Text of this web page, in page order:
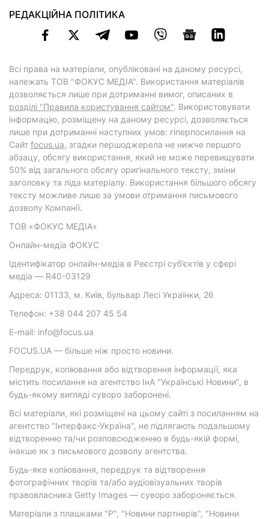
РЕДАКЦІЙНА ПОЛІТИКА
Всі права на матеріали, опубліковані на даному ресурсі,
належать ТОВ "ФОКУС МЕДІА". Використання матеріалів
дозволяється лише при дотриманні вимог, описаних в
розділі "Правила користування сайтом". Використовувати
інформацію, розміщену на даному ресурсі, дозволяється
лише при дотриманні наступних умов: гіперпосилання на
Cайт focus.ua, згадки першоджерела не нижче першого
абзацу, обсягу використання, який не може перевищувати
50% від загального обсягу оригінального тексту, зміни
заголовку та ліда матеріалу. Використання більшого обсягу
тексту можливе лише за умови отримання письмового
дозволу Компанії.
ТОВ «ФОКУС МЕДІА»
Онлайн-медіа ФОКУС
Ідентифікатор онлайн-медіа в Реєстрі суб’єктів у сфері
медіа — R40-03129
Адреса: 01133, м. Київ, бульвар Лесі Українки, 26
Телефон: +38 044 207 45 54
E-mail: info@focus.ua
FOCUS.UA — більше ніж просто новини.
Передрук, копіювання або відтворення інформації, яка
містить посилання на агентство ІнА "Українські Новини", в
будь-якому вигляді суворо заборонені.
Всі матеріали, які розміщені на цьому сайті з посиланням на
агентство "Інтерфакс-Україна", не підлягають подальшому
відтворенню та/чи розповсюдженню в будь-якій формі,
інакше як з письмового дозволу агентства.
Будь-яке копіювання, передрук та відтворення
фотографічних творів та/або аудіовізуальних творів
правовласника Getty Images — суворо забороняється.
Матеріали з плашками "Р", "Новини партнерів", "Новини